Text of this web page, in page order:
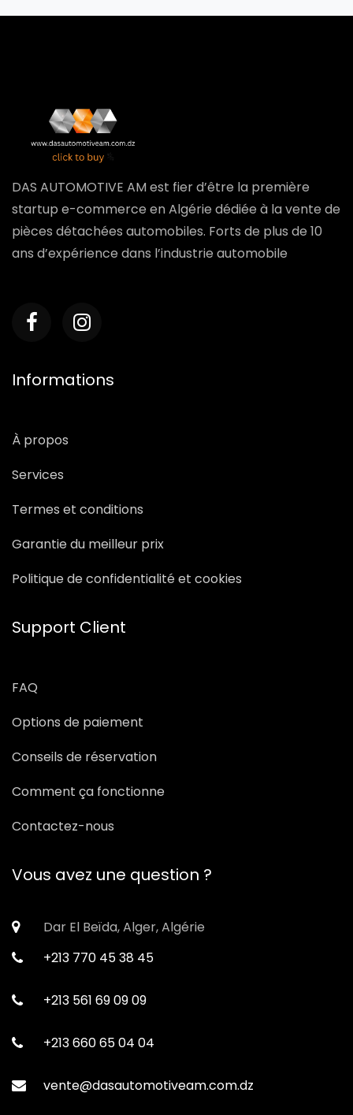
DAS AUTOMOTIVE AM est fier d’être la première
startup e-commerce en Algérie dédiée à la vente de
pièces détachées automobiles. Forts de plus de 10
ans d’expérience dans l’industrie automobile
Informations
À propos
Services
Termes et conditions
Garantie du meilleur prix
Politique de confidentialité et cookies
Support Client
FAQ
Options de paiement
Conseils de réservation
Comment ça fonctionne
Contactez-nous
Vous avez une question ?
Dar El Beïda, Alger, Algérie
+213 770 45 38 45
+213 561 69 09 09
+213 660 65 04 04
vente@dasautomotiveam.com.dz